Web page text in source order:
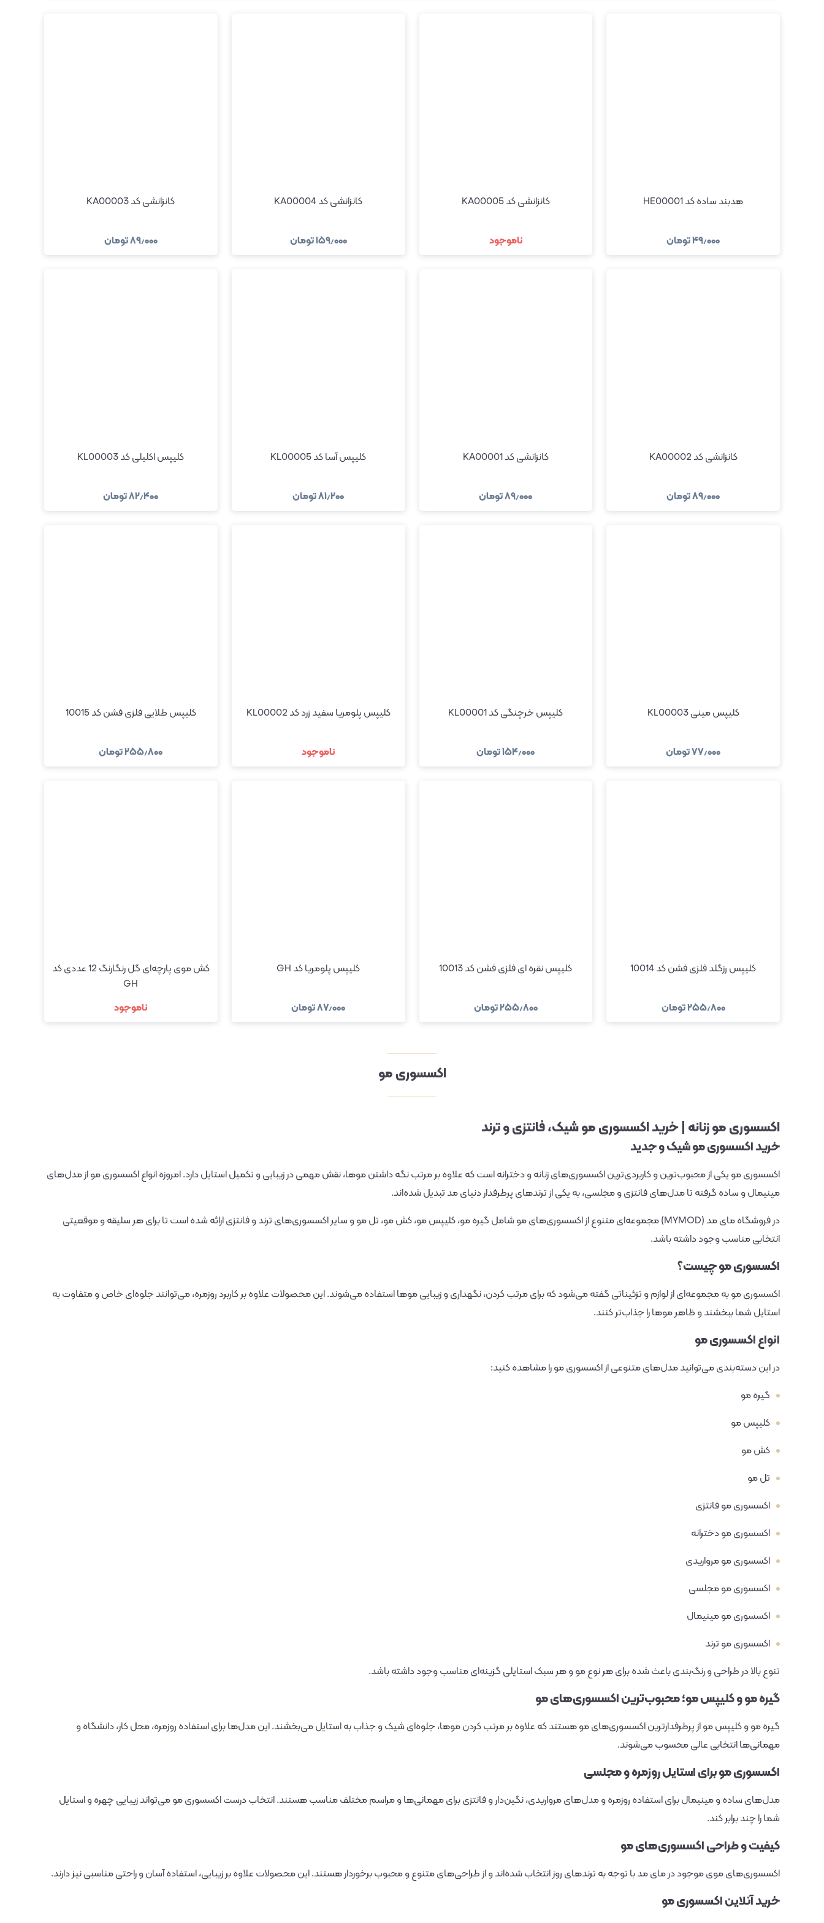
هدبند ساده کد HE00001
۴۹٫۰۰۰تومان
کانزانشی کد KA00005
ناموجود
کانزانشی کد KA00004
۱۵۹٫۰۰۰تومان
کانزانشی کد KA00003
۸۹٫۰۰۰تومان
کانزانشی کد KA00002
۸۹٫۰۰۰تومان
کانزانشی کد KA00001
۸۹٫۰۰۰تومان
کلیپس آسا کد KL00005
۸۱٫۲۰۰تومان
کلیپس اکلیلی کد KL00003
۸۲٫۴۰۰تومان
کلیپس مینی KL00003
۷۷٫۰۰۰تومان
کلیپس خرچنگی کد KL00001
۱۵۴٫۰۰۰تومان
کلیپس پلومریا سفید زرد کد KL00002
ناموجود
کلیپس طلایی فلزی فشن کد 10015
۲۵۵٫۸۰۰تومان
کلیپس رزگلد فلزی فشن کد 10014
۲۵۵٫۸۰۰تومان
کلیپس نقره ای فلزی فشن کد 10013
۲۵۵٫۸۰۰تومان
کلیپس پلومریا کد GH
۸۷٫۰۰۰تومان
کش موی پارچه‌ای گل رنگارنگ 12 عددی کد
GH
ناموجود
اکسسوری مو
اکسسوری مو زنانه | خرید اکسسوری مو شیک، فانتزی و ترند
خرید اکسسوری مو شیک و جدید
اکسسوری مو یکی از محبوب‌ترین و کاربردی‌ترین اکسسوری‌های زنانه و دخترانه است که علاوه بر مرتب نگه داشتن موها، نقش مهمی در زیبایی و تکمیل استایل دارد. امروزه انواع اکسسوری مو از مدل‌های
مینیمال و ساده گرفته تا مدل‌های فانتزی و مجلسی، به یکی از ترندهای پرطرفدار دنیای مد تبدیل شده‌اند.
در فروشگاه مای مد (MYMOD) مجموعه‌ای متنوع از اکسسوری‌های مو شامل گیره مو، کلیپس مو، کش مو، تل مو و سایر اکسسوری‌های ترند و فانتزی ارائه شده است تا برای هر سلیقه و موقعیتی
انتخابی مناسب وجود داشته باشد.
اکسسوری مو چیست؟
اکسسوری مو به مجموعه‌ای از لوازم و تزئیناتی گفته می‌شود که برای مرتب کردن، نگهداری و زیبایی موها استفاده می‌شوند. این محصولات علاوه بر کاربرد روزمره، می‌توانند جلوه‌ای خاص و متفاوت به
استایل شما ببخشند و ظاهر موها را جذاب‌تر کنند.
انواع اکسسوری مو
در این دسته‌بندی می‌توانید مدل‌های متنوعی از اکسسوری مو را مشاهده کنید:
گیره مو
کلیپس مو
کش مو
تل مو
اکسسوری مو فانتزی
اکسسوری مو دخترانه
اکسسوری مو مرواریدی
اکسسوری مو مجلسی
اکسسوری مو مینیمال
اکسسوری مو ترند
تنوع بالا در طراحی و رنگ‌بندی باعث شده برای هر نوع مو و هر سبک استایلی گزینه‌ای مناسب وجود داشته باشد.
گیره مو و کلیپس مو؛ محبوب‌ترین اکسسوری‌های مو
گیره مو و کلیپس مو از پرطرفدارترین اکسسوری‌های مو هستند که علاوه بر مرتب کردن موها، جلوه‌ای شیک و جذاب به استایل می‌بخشند. این مدل‌ها برای استفاده روزمره، محل کار، دانشگاه و
مهمانی‌ها انتخابی عالی محسوب می‌شوند.
اکسسوری مو برای استایل روزمره و مجلسی
مدل‌های ساده و مینیمال برای استفاده روزمره و مدل‌های مرواریدی، نگین‌دار و فانتزی برای مهمانی‌ها و مراسم مختلف مناسب هستند. انتخاب درست اکسسوری مو می‌تواند زیبایی چهره و استایل
شما را چند برابر کند.
کیفیت و طراحی اکسسوری‌های مو
اکسسوری‌های موی موجود در مای مد با توجه به ترندهای روز انتخاب شده‌اند و از طراحی‌های متنوع و محبوب برخوردار هستند. این محصولات علاوه بر زیبایی، استفاده آسان و راحتی مناسبی نیز دارند.
خرید آنلاین اکسسوری مو